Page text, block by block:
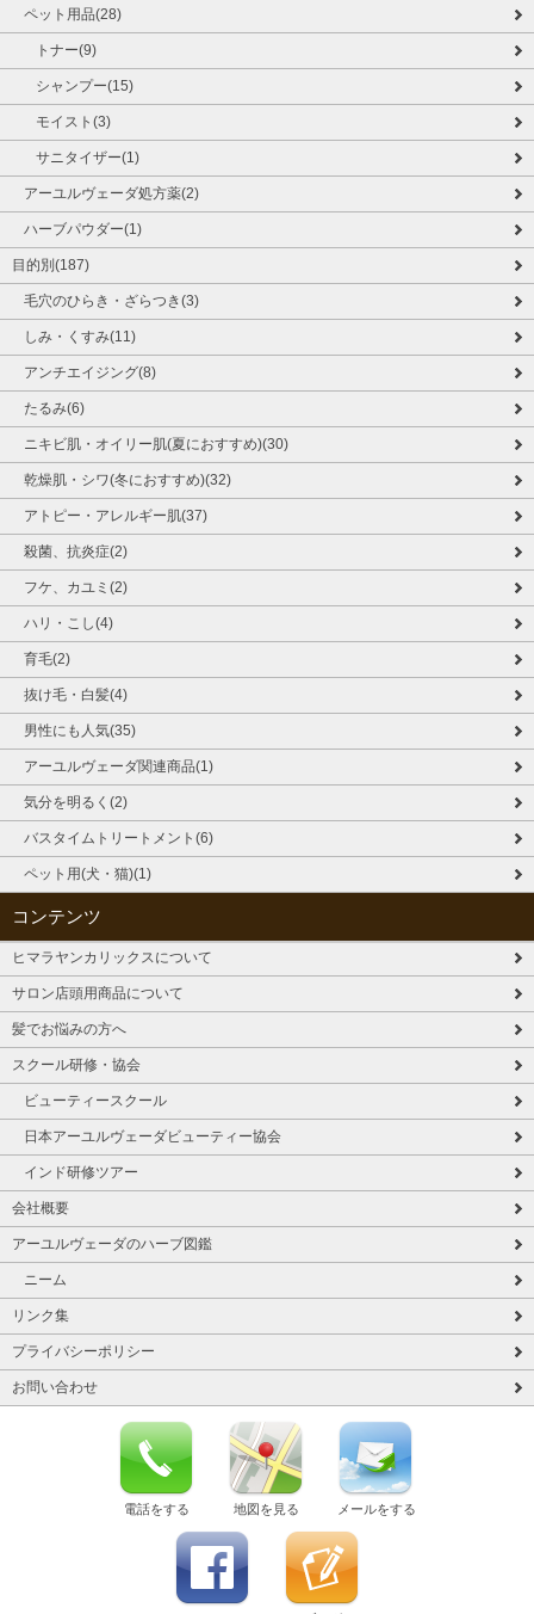
ペット用品(28)
トナー(9)
シャンプー(15)
モイスト(3)
サニタイザー(1)
アーユルヴェーダ処方薬(2)
ハーブパウダー(1)
目的別(187)
毛穴のひらき・ざらつき(3)
しみ・くすみ(11)
アンチエイジング(8)
たるみ(6)
ニキビ肌・オイリー肌(夏におすすめ)(30)
乾燥肌・シワ(冬におすすめ)(32)
アトピー・アレルギー肌(37)
殺菌、抗炎症(2)
フケ、カユミ(2)
ハリ・こし(4)
育毛(2)
抜け毛・白髪(4)
男性にも人気(35)
アーユルヴェーダ関連商品(1)
気分を明るく(2)
バスタイムトリートメント(6)
ペット用(犬・猫)(1)
コンテンツ
ヒマラヤンカリックスについて
サロン店頭用商品について
髪でお悩みの方へ
スクール研修・協会
ビューティースクール
日本アーユルヴェーダビューティー協会
インド研修ツアー
会社概要
アーユルヴェーダのハーブ図鑑
ニーム
リンク集
プライバシーポリシー
お問い合わせ
電話をする 地図を見る メールをする